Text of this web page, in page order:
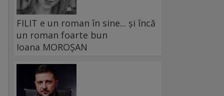
FILIT e un roman în sine... și încă
un roman foarte bun
Ioana MOROȘAN